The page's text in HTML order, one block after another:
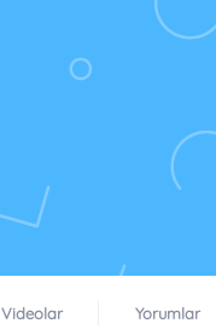
Videolar Yorumlar